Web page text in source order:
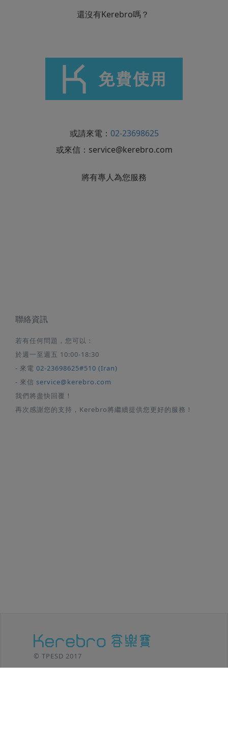
還沒有Kerebro嗎？
或請來電： 02-23698625
或來信： service@kerebro.com
將有專人為您服務
聯絡資訊
若有任何問題，您可以：
於週一至週五 10:00-18:30
- 來電 02-23698625#510 (Iran)
- 來信 service@kerebro.com
我們將盡快回覆！
再次感謝您的支持，Kerebro將繼續提供您更好的服務！
© TPESD 2017